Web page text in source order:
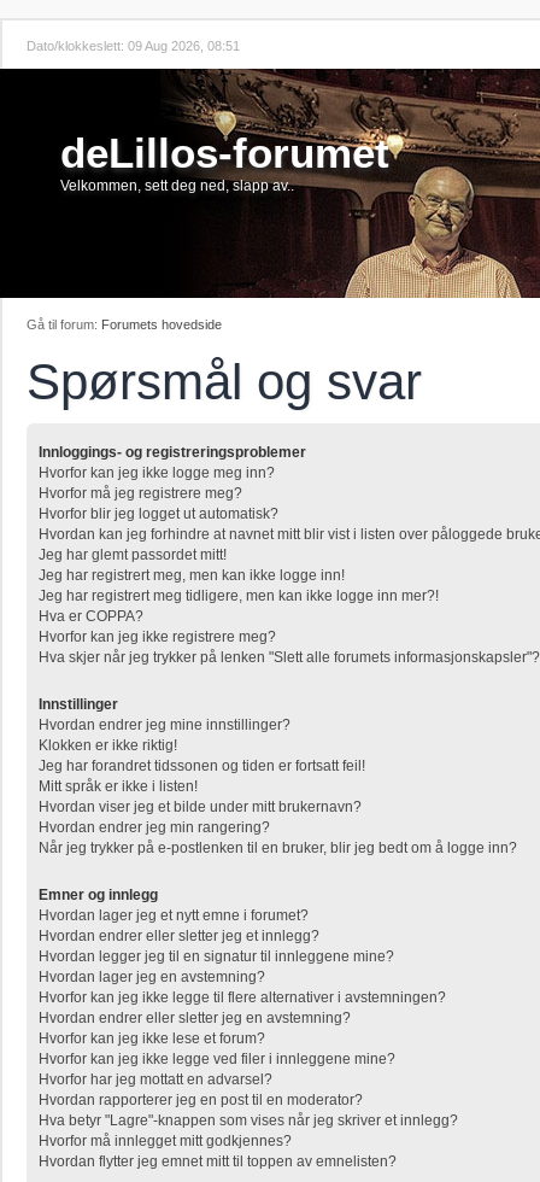
Dato/klokkeslett: 09 Aug 2026, 08:51
deLillos-forumet
Velkommen, sett deg ned, slapp av..
Gå til forum: Forumets hovedside
Spørsmål og svar
Innloggings- og registreringsproblemer
Hvorfor kan jeg ikke logge meg inn?
Hvorfor må jeg registrere meg?
Hvorfor blir jeg logget ut automatisk?
Hvordan kan jeg forhindre at navnet mitt blir vist i listen over påloggede
Jeg har glemt passordet mitt!
Jeg har registrert meg, men kan ikke logge inn!
Jeg har registrert meg tidligere, men kan ikke logge inn mer?!
Hva er COPPA?
Hvorfor kan jeg ikke registrere meg?
Hva skjer når jeg trykker på lenken "Slett alle forumets informasjonskapsler"?
Innstillinger
Hvordan endrer jeg mine innstillinger?
Klokken er ikke riktig!
Jeg har forandret tidssonen og tiden er fortsatt feil!
Mitt språk er ikke i listen!
Hvordan viser jeg et bilde under mitt brukernavn?
Hvordan endrer jeg min rangering?
Når jeg trykker på e-postlenken til en bruker, blir jeg bedt om å logge inn?
Emner og innlegg
Hvordan lager jeg et nytt emne i forumet?
Hvordan endrer eller sletter jeg et innlegg?
Hvordan legger jeg til en signatur til innleggene mine?
Hvordan lager jeg en avstemning?
Hvorfor kan jeg ikke legge til flere alternativer i avstemningen?
Hvordan endrer eller sletter jeg en avstemning?
Hvorfor kan jeg ikke lese et forum?
Hvorfor kan jeg ikke legge ved filer i innleggene mine?
Hvorfor har jeg mottatt en advarsel?
Hvordan rapporterer jeg en post til en moderator?
Hva betyr "Lagre"-knappen som vises når jeg skriver et innlegg?
Hvorfor må innlegget mitt godkjennes?
Hvordan flytter jeg emnet mitt til toppen av emnelisten?